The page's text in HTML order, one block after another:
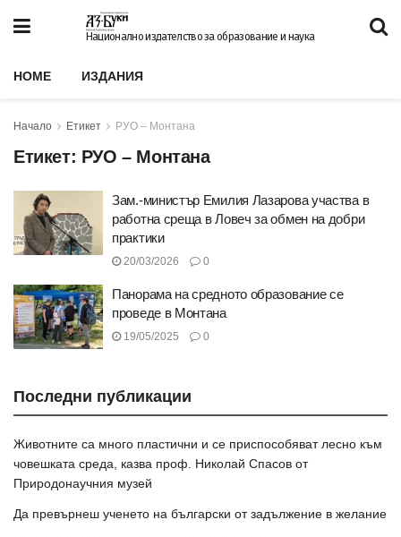
Национално издателство за образование и наука
HOME ИЗДАНИЯ
Начало Етикет РУО – Монтана
Етикет: РУО – Монтана
Зам.-министър Емилия Лазарова участва в
работна среща в Ловеч за обмен на добри
практики
20/03/2026 0
Панорама на средното образование се
проведе в Монтана
19/05/2025 0
Последни публикации
Животните са много пластични и се приспособяват лесно към
човешката среда, казва проф. Николай Спасов от
Природонаучния музей
Да превърнеш ученето на български от задължение в желание